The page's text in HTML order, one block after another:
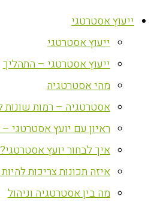
ייעוץ אסטרטגי
ייעוץ אסטרטגי
ייעוץ אסטרטגי – התהליך
מהי אסטרטגיה
אסטרטגיה – רמות שונות
ראיון עם יועץ אסטרטגי
איך לבחור יועץ אסטרטגי?
איזה תכונות צריכות
מה בין אסטרטגיה וניהול